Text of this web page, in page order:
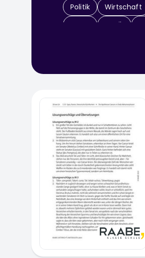
Politik
Wirtschaft
Musik